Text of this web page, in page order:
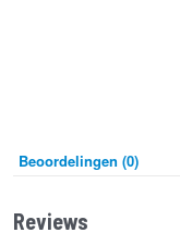
Beoordelingen (0)
Reviews